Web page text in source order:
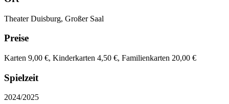
Theater Duisburg, Großer Saal
Preise
Karten 9,00 €, Kinderkarten 4,50 €, Familienkarten 20,00 €
Spielzeit
2024/2025